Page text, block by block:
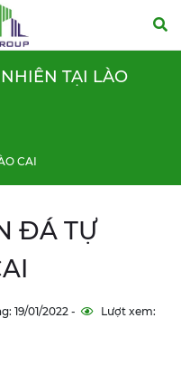
TẠI LÀO
CAI
ĐÁ TỰ
19/01/2022 -
Lượt xem: